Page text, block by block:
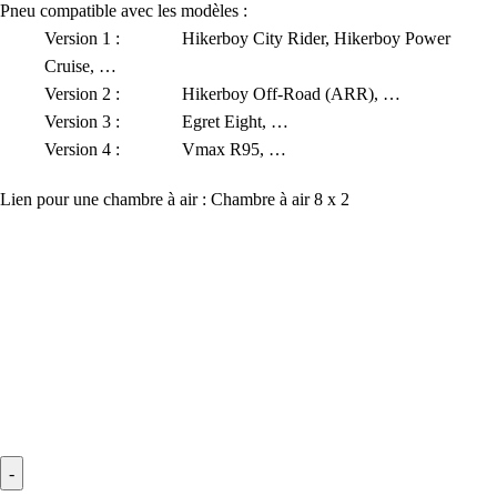
Pneu compatible avec les modèles :
Version 1 : Hikerboy City Rider, Hikerboy Power
Cruise, …
Version 2 : Hikerboy Off-Road (ARR), …
Version 3 : Egret Eight, …
Version 4 : Vmax R95, …
Lien pour une chambre à air : Chambre à air 8 x 2